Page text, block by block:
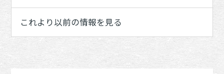
これより以前の情報を見る